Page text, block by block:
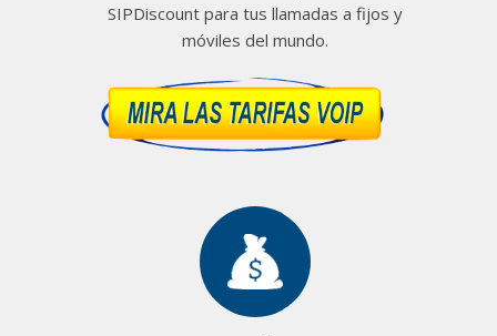
SIPDiscount para tus llamadas a fijos y
móviles del mundo.